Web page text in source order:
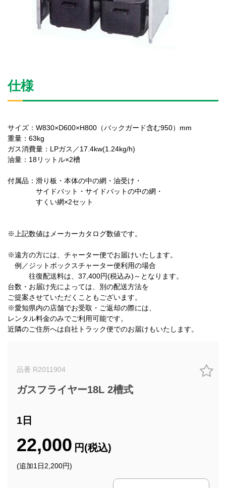
仕様
サイズ：W830×D600×H800（バックガード含む950）mm
重量：63kg
ガス消費量：LPガス／17.4kw(1.24kg/h)
油量：18リットル×2槽
付属品：滑り板・本体の中の網・油受け・
サイドバット・サイドバットの中の網・
すくい網×2セット
※上記数値はメーカーカタログ数値です。
※遠方の方には、チャーター便でお届けいたします。
例／ジットボックスチャーター便利用の場合
往復配送料は、37,400円(税込み)～となります。
台数・お届け先によっては、別の配送方法を
ご提案させていただくこともございます。
※愛知県内の店舗でお受取・ご返却の際には、
レンタル料金のみでご利用可能です。
近隣のご住所へは自社トラック便でのお届けもいたします。
品番 R2011904
ガスフライヤー18L 2槽式
1日
22,000 円(税込)
(追加1日2,200円)